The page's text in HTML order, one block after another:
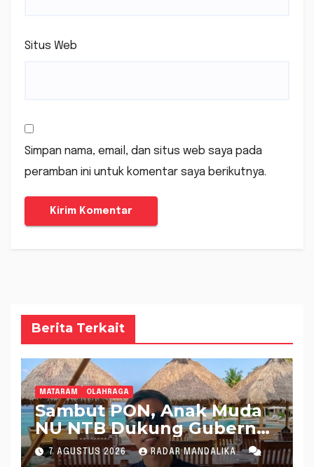
Situs Web
Simpan nama, email, dan situs web saya pada
peramban ini untuk komentar saya berikutnya.
Berita Terkait
MATARAM OLAHRAGA
Sambut PON, Anak Muda
NU NTB Dukung Gubernur
Pimpin KONI NTB
7 AGUSTUS 2026 RADAR MANDALIKA